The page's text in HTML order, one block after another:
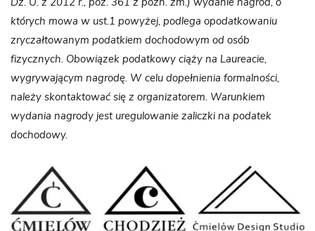
Dz. U. z 2012 r., poz. 361 z późn. zm.) wydanie nagród, o
których mowa w ust.1 powyżej, podlega opodatkowaniu
zryczałtowanym podatkiem dochodowym od osób
fizycznych. Obowiązek podatkowy ciąży na Laureacie,
wygrywającym nagrodę. W celu dopełnienia formalności,
należy skontaktować się z organizatorem. Warunkiem
wydania nagrody jest uregulowanie zaliczki na podatek
dochodowy.